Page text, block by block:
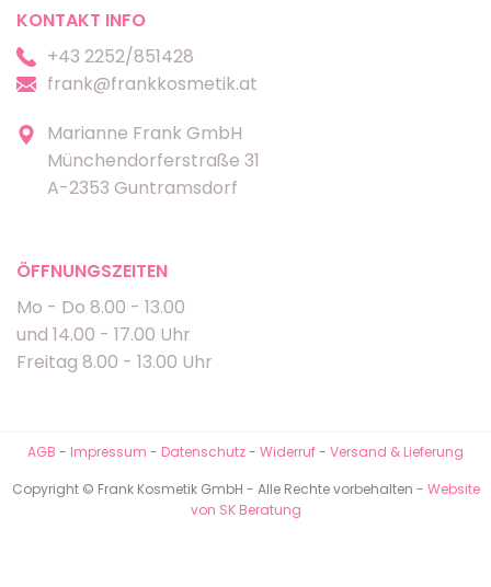
KONTAKT INFO
+43 2252/851428
frank@frankkosmetik.at
Marianne Frank GmbH
Münchendorferstraße 31
A-2353 Guntramsdorf
ÖFFNUNGSZEITEN
Mo - Do 8.00 - 13.00
und 14.00 - 17.00 Uhr
Freitag 8.00 - 13.00 Uhr
AGB - Impressum - Datenschutz- Widerruf- Versand & Lieferung
Copyright © Frank Kosmetik GmbH - Alle Rechte vorbehalten - Website
von SK Beratung